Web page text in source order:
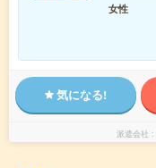
女性
気になる!
派遣会社